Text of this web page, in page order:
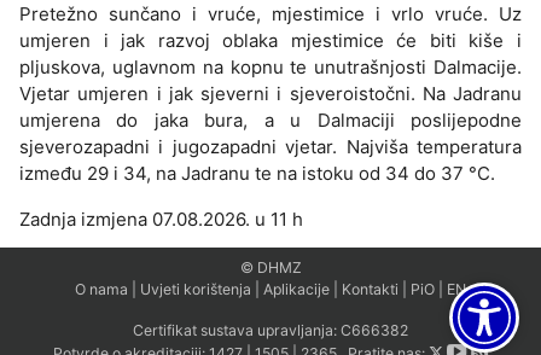
Pretežno sunčano i vruće, mjestimice i vrlo vruće. Uz
umjeren i jak razvoj oblaka mjestimice će biti kiše i
pljuskova, uglavnom na kopnu te unutrašnjosti Dalmacije.
Vjetar umjeren i jak sjeverni i sjeveroistočni. Na Jadranu
umjerena do jaka bura, a u Dalmaciji poslijepodne
sjeverozapadni i jugozapadni vjetar. Najviša temperatura
između 29 i 34, na Jadranu te na istoku od 34 do 37 °C.
Zadnja izmjena 07.08.2026. u 11 h
© DHMZ
O nama
Uvjeti korištenja Aplikacije Kontakti PiO EN
Certifikat sustava upravljanja: C666382